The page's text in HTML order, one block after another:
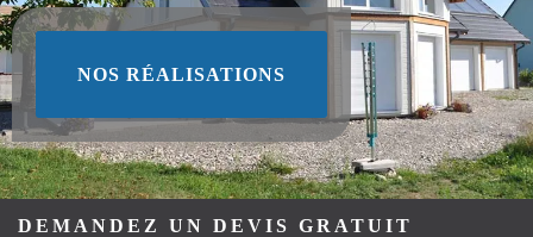
NOS RÉALISATIONS
DEMANDEZ UN DEVIS GRATUIT